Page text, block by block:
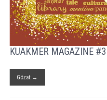
KUAKMER MAGAZINE #3
Gözat →